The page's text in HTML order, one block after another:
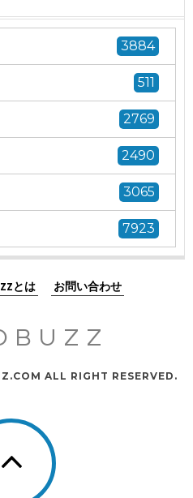
3884
511
2769
2490
3065
7923
とは お問い合わせ
ALL RIGHT RESERVED.